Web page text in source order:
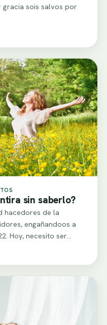
sois salvos por
sin saberlo?
hacedores de la
engañandoos a
Hoy, necesito ser…